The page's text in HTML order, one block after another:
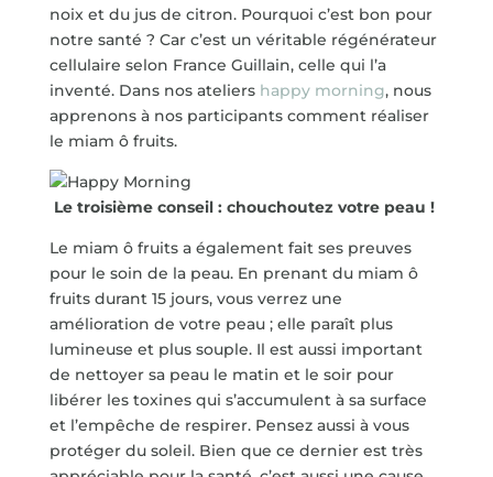
noix et du jus de citron. Pourquoi c’est bon pour
notre santé ? Car c’est un véritable régénérateur
cellulaire selon France Guillain, celle qui l’a
inventé. Dans nos ateliers happy morning, nous
apprenons à nos participants comment réaliser
le miam ô fruits.
Le troisième conseil : chouchoutez votre peau !
Le miam ô fruits a également fait ses preuves
pour le soin de la peau. En prenant du miam ô
fruits durant 15 jours, vous verrez une
amélioration de votre peau ; elle paraît plus
lumineuse et plus souple. Il est aussi important
de nettoyer sa peau le matin et le soir pour
libérer les toxines qui s’accumulent à sa surface
et l’empêche de respirer. Pensez aussi à vous
protéger du soleil. Bien que ce dernier est très